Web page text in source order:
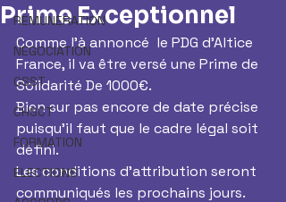
REMUNERATION
NEGOCIATION
CSST
CHSCT
FORMATION
ELECTIONS
Prime Exceptionnel
Comme l'à annoncé  le PDG d'Altice
France, il va être versé une Prime de
Solidarité De 1000€.
Bien sur pas encore de date précise
puisqu'il faut que le cadre légal soit
défini.
Les conditions d'attribution seront
communiqués les prochains jours.